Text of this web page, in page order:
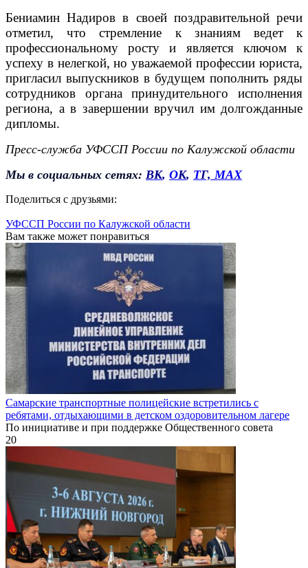
Бениамин Надиров в своей поздравительной речи
отметил, что стремление к знаниям ведет к
профессиональному росту и является ключом к
успеху в нелегкой, но уважаемой профессии юриста,
пригласил выпускников в будущем пополнить ряды
сотрудников органа принудительного исполнения
региона, а в завершении вручил им долгожданные
дипломы.
Пресс-служба УФССП России по Калужской области
Мы в социальных сетях: ВК, ОК, ТГ,MAX
Поделиться с друзьями:
УФССП России по Калужской области
Вам также может понравиться
Самарские транспортные полицейские встретились с
ребятами, отдыхающими в детском оздоровительном лагере
По инициативе и при поддержке Общественного совета
20